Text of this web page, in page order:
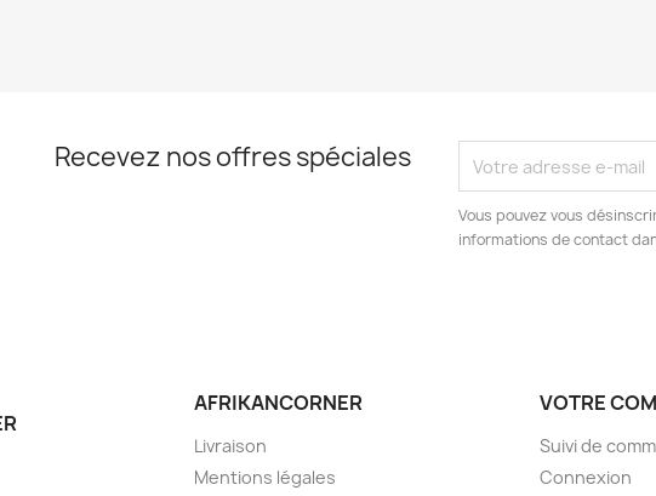
Recevez nos offres spéciales
Vous pouvez vous
informations de contact
AFRIKANCORNER
Livraison
Mentions légales
VOTRE
Suivi de
Connexion